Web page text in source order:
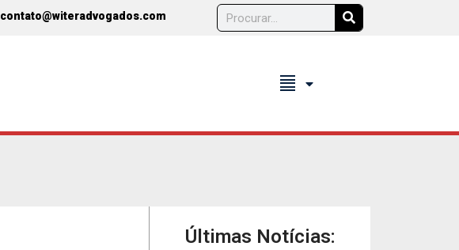
contato@witeradvogados.com
format_align_justify
Últimas Notícias: